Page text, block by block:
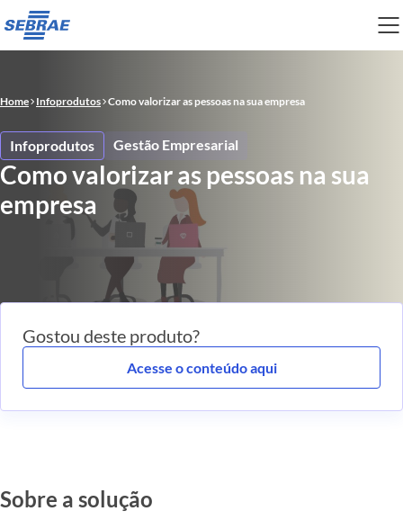
Home Infoprodutos Como valorizar as pessoas na sua empresa
Infoprodutos Gestão Empresarial
Como valorizar as pessoas na sua
empresa
Sobre a solução
Gostou deste produto?
Acesse o conteúdo aqui